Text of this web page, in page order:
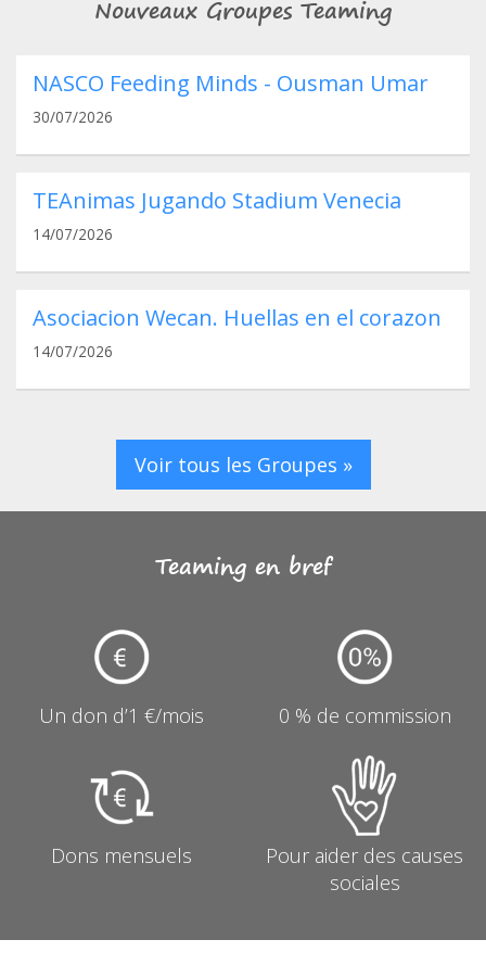
Nouveaux Groupes Teaming
NASCO Feeding Minds - Ousman Umar
30/07/2026
TEAnimas Jugando Stadium Venecia
14/07/2026
Asociacion Wecan. Huellas en el corazon
14/07/2026
Voir tous les Groupes »
Teaming en bref
Un don d’1 €/mois 0 % de commission
Dons mensuels
Pour aider des causes
sociales